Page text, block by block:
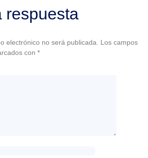
respuesta
electrónico no será publicada. Los campos
con *